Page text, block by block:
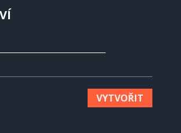
VYTVOŘIT